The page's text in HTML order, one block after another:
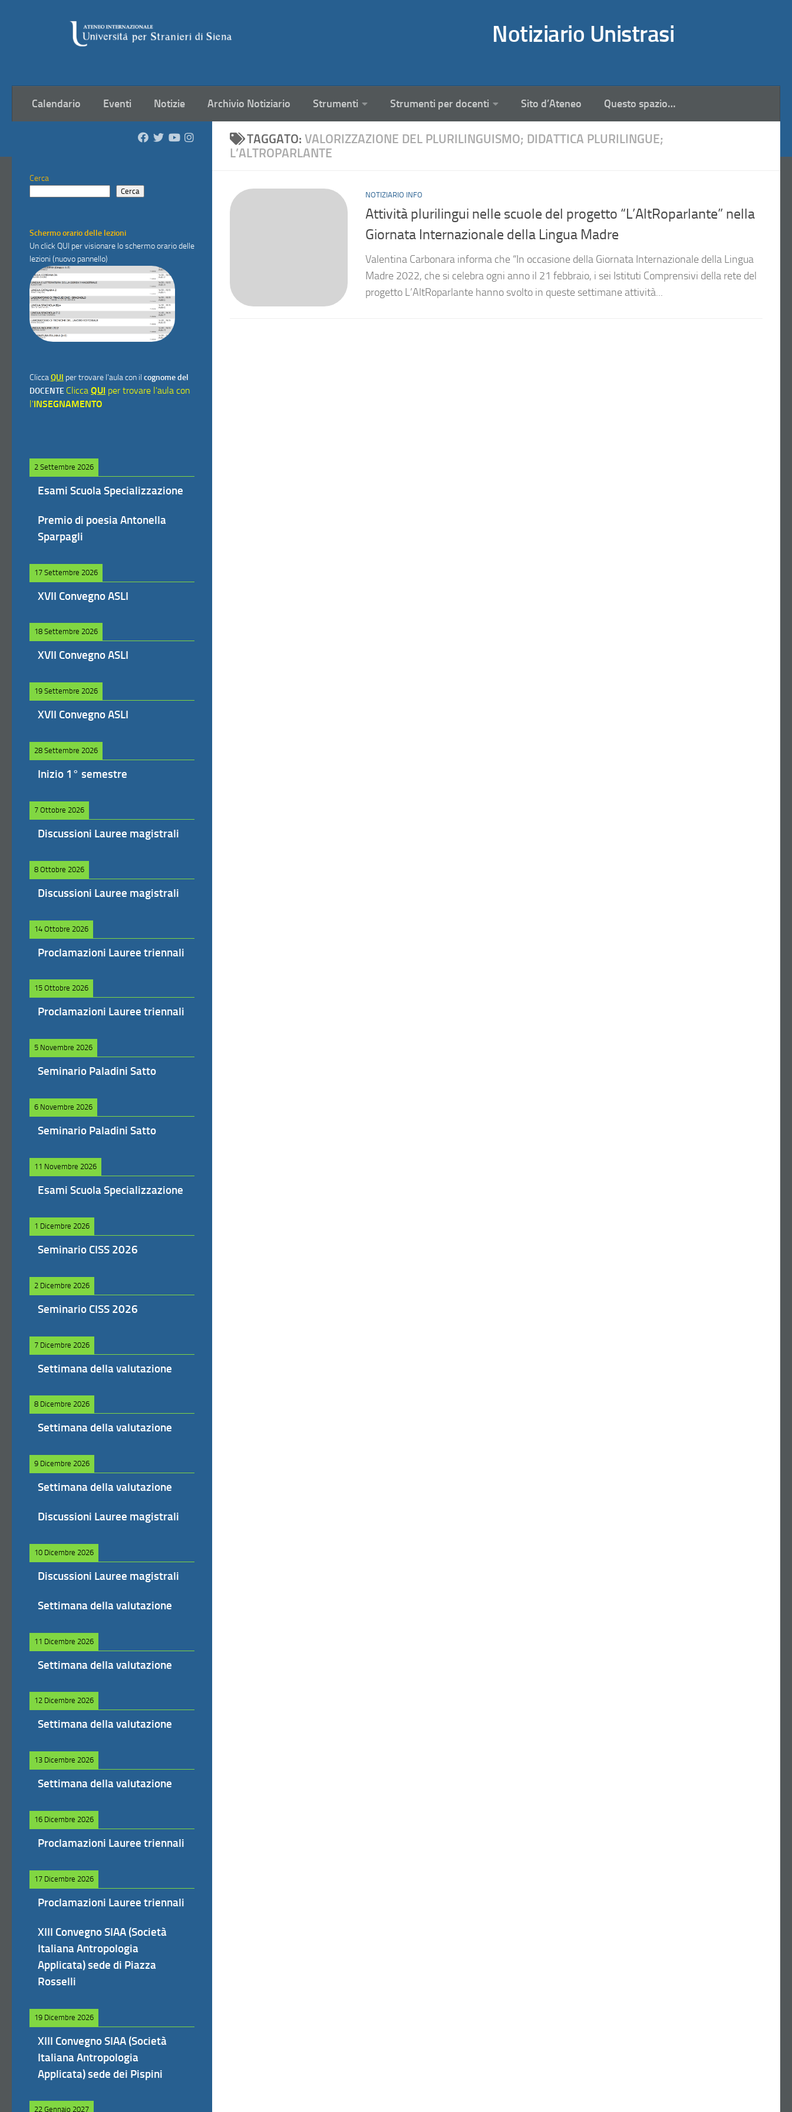
Notiziario Unistrasi
Calendario Eventi Notizie Archivio Notiziario Strumenti Strumenti per docenti Sito d’Ateneo Questo spazio…
TAGGATO: VALORIZZAZIONE DEL PLURILINGUISMO; DIDATTICA PLURILINGUE;
L’ALTROPARLANTE
NOTIZIARIO INFO
Attività plurilingui nelle scuole del progetto “L’AltRoparlante” nella
Giornata Internazionale della Lingua Madre
Valentina Carbonara informa che “In occasione della Giornata Internazionale della Lingua
Madre 2022, che si celebra ogni anno il 21 febbraio, i sei Istituti Comprensivi della rete del
progetto L’AltRoparlante hanno svolto in queste settimane attività...
Cerca
Cerca
Schermo orario delle lezioni
Un click QUI per visionare lo schermo orario delle
lezioni (nuovo pannello)
CliccaQUI per trovare l'aula con il cognome del
DOCENTE Clicca QUI per trovare l'aula con
l'INSEGNAMENTO
2 Settembre 2026
Esami Scuola Specializzazione
Premio di poesia Antonella
Sparpagli
17 Settembre 2026
XVII Convegno ASLI
18 Settembre 2026
XVII Convegno ASLI
19 Settembre 2026
XVII Convegno ASLI
28 Settembre 2026
Inizio 1° semestre
7 Ottobre 2026
Discussioni Lauree magistrali
8 Ottobre 2026
Discussioni Lauree magistrali
14 Ottobre 2026
Proclamazioni Lauree triennali
15 Ottobre 2026
Proclamazioni Lauree triennali
5 Novembre 2026
Seminario Paladini Satto
6 Novembre 2026
Seminario Paladini Satto
11 Novembre 2026
Esami Scuola Specializzazione
1 Dicembre 2026
Seminario CISS 2026
2 Dicembre 2026
Seminario CISS 2026
7 Dicembre 2026
Settimana della valutazione
8 Dicembre 2026
Settimana della valutazione
9 Dicembre 2026
Settimana della valutazione
Discussioni Lauree magistrali
10 Dicembre 2026
Discussioni Lauree magistrali
Settimana della valutazione
11 Dicembre 2026
Settimana della valutazione
12 Dicembre 2026
Settimana della valutazione
13 Dicembre 2026
Settimana della valutazione
16 Dicembre 2026
Proclamazioni Lauree triennali
17 Dicembre 2026
Proclamazioni Lauree triennali
XIII Convegno SIAA (Società
Italiana Antropologia
Applicata) sede di Piazza
Rosselli
19 Dicembre 2026
XIII Convegno SIAA (Società
Italiana Antropologia
Applicata) sede dei Pispini
22 Gennaio 2027